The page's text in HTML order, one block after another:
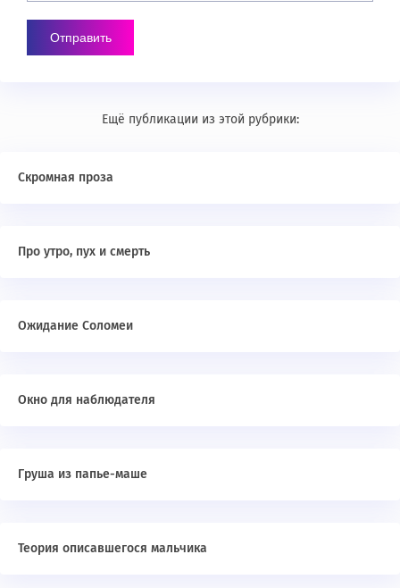
Ещё публикации из этой рубрики:
Скромная проза
Про утро, пух и смерть
Ожидание Соломеи
Окно для наблюдателя
Груша из папье-маше
Теория описавшегося мальчика